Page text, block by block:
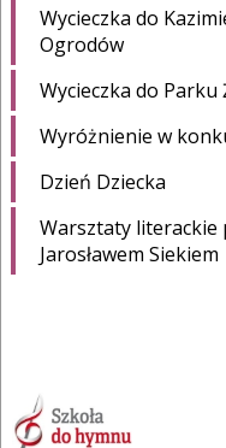
Wycieczka do
Ogrodów
Wycieczka do Parku
Wyróżnienie w
Dzień Dziecka
Warsztaty literackie
Jarosławem Siekiem